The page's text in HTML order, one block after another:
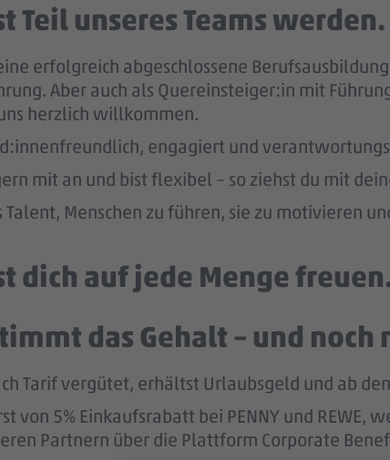
Teil unseres Teams werden.
erfolgreich abgeschlossene
. Aber auch als Quereinsteiger:in mit
herzlich willkommen.
engagiert und
mit an und bist flexibel – so ziehst du mit
Talent, Menschen zu führen, sie zu motivieren
dich auf jede Menge
das Gehalt – und noch
Tarif vergütet, erhältst Urlaubsgeld und ab
von 5% Einkaufsrabatt bei PENNY und REWE,
Partnern über die Plattform Corporate